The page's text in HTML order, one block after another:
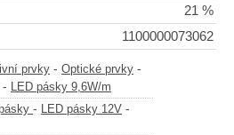
21 %
1100000073062
prvky - Optické prvky -
- LED pásky 9,6W/m
- LED pásky 12V -